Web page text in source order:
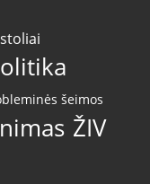
šeimos
ŽIV